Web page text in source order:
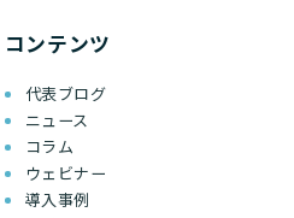
コンテンツ
代表ブログ
ニュース
コラム
ウェビナー
導入事例